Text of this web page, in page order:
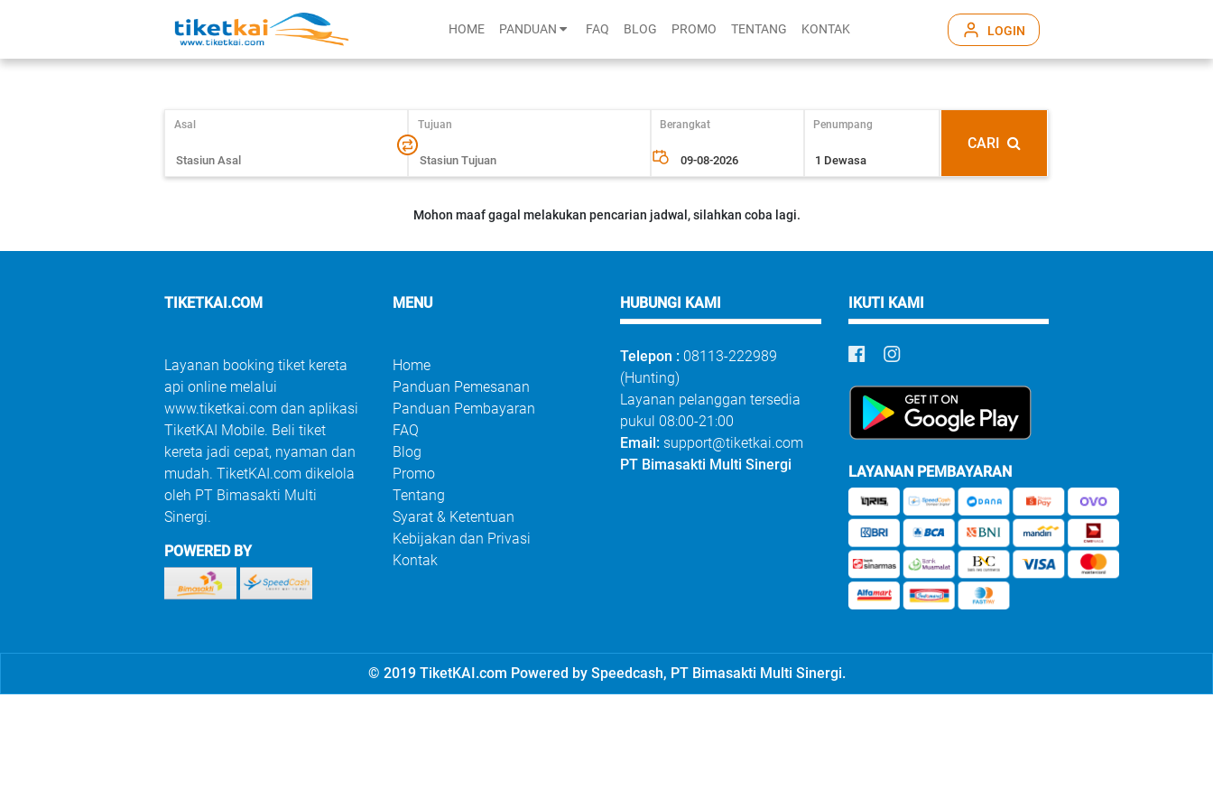
HOME PANDUAN FAQ BLOG PROMO TENTANG KONTAK LOGIN
Asal Tujuan Berangkat Penumpang
CARI
Mohon maaf gagal melakukan pencarian jadwal, silahkan coba lagi.
TIKETKAI.COM
Layanan booking tiket kereta
api online melalui
www.tiketkai.com dan aplikasi
TiketKAI Mobile. Beli tiket
kereta jadi cepat, nyaman dan
mudah. TiketKAI.com dikelola
oleh PT Bimasakti Multi
Sinergi.
POWERED BY
MENU
Home
Panduan Pemesanan
Panduan Pembayaran
FAQ
Blog
Promo
Tentang
Syarat & Ketentuan
Kebijakan dan Privasi
Kontak
HUBUNGI KAMI
Telepon : 08113-222989
(Hunting)
Layanan pelanggan tersedia
pukul 08:00-21:00
Email: support@tiketkai.com
PT Bimasakti Multi Sinergi
IKUTI KAMI
LAYANAN PEMBAYARAN
© 2019 TiketKAI.com Powered by Speedcash, PT Bimasakti Multi Sinergi.